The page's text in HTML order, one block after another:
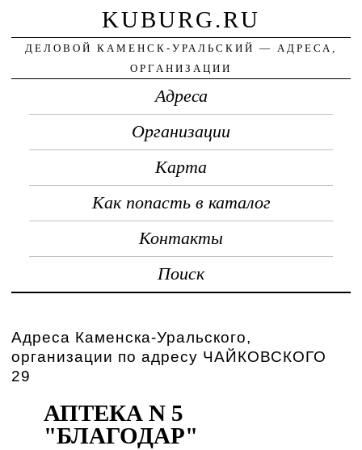
KUBURG.RU
ДЕЛОВОЙ КАМЕНСК-УРАЛЬСКИЙ — АДРЕСА,
ОРГАНИЗАЦИИ
Адреса
Организации
Карта
Как попасть в каталог
Контакты
Поиск
Адреса Каменска-Уральского,
организации по адресу ЧАЙКОВСКОГО
29
АПТЕКА N 5
"БЛАГОДАР"